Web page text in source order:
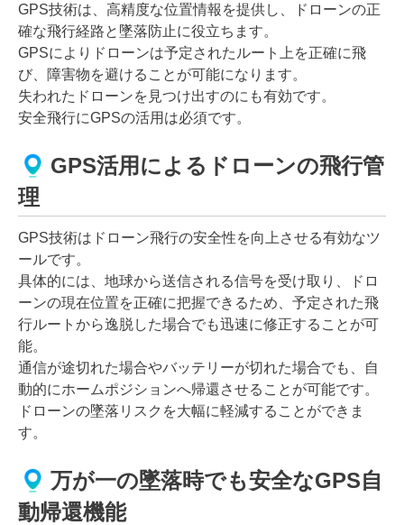
GPS技術は、高精度な位置情報を提供し、ドローンの正
確な飛行経路と墜落防止に役立ちます。
GPSによりドローンは予定されたルート上を正確に飛
び、障害物を避けることが可能になります。
失われたドローンを見つけ出すのにも有効です。
安全飛行にGPSの活用は必須です。
GPS活用によるドローンの飛行管
理
GPS技術はドローン飛行の安全性を向上させる有効なツ
ールです。
具体的には、地球から送信される信号を受け取り、ドロ
ーンの現在位置を正確に把握できるため、予定された飛
行ルートから逸脱した場合でも迅速に修正することが可
能。
通信が途切れた場合やバッテリーが切れた場合でも、自
動的にホームポジションへ帰還させることが可能です。
ドローンの墜落リスクを大幅に軽減することができま
す。
万が一の墜落時でも安全なGPS自
動帰還機能